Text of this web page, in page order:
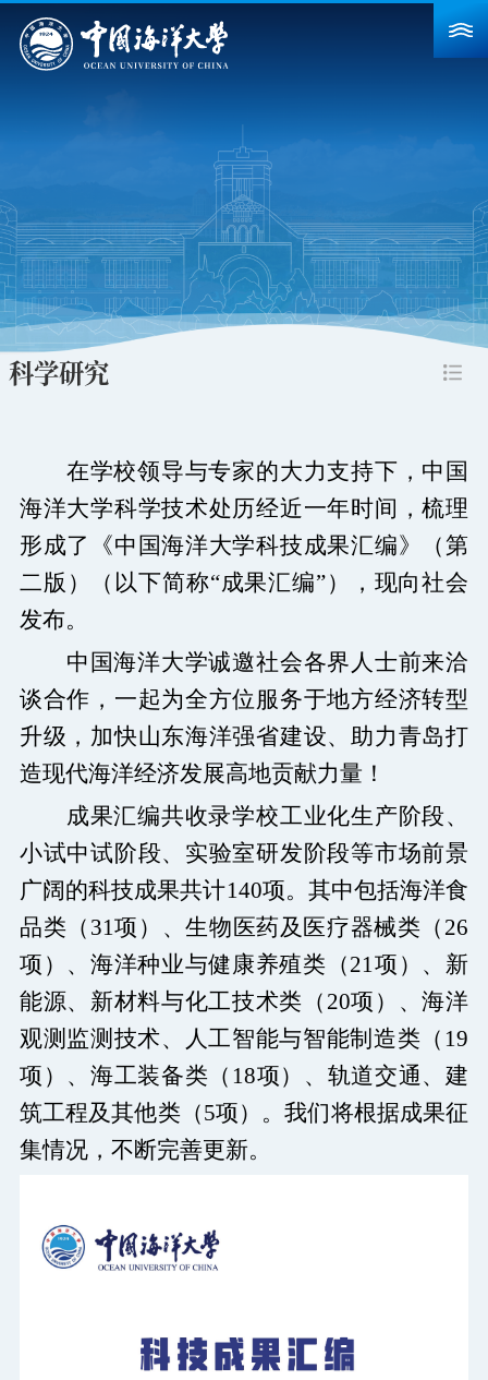
重点建设
教育教学
科学研究
合作交流
图书档案
通知公告
校园服务
信息服务
领导信箱 信息公开
捐赠
校园VR
访客 适老 访问旧版
EN
科学研究
在学校领导与专家的大力支持下，中国
海洋大学科学技术处历经近一年时间，梳理
形成了《中国海洋大学科技成果汇编》（第
二版）（以下简称“成果汇编”），现向社会
发布。
中国海洋大学诚邀社会各界人士前来洽
谈合作，一起为全方位服务于地方经济转型
升级，加快山东海洋强省建设、助力青岛打
造现代海洋经济发展高地贡献力量！
成果汇编共收录学校工业化生产阶段、
小试中试阶段、实验室研发阶段等市场前景
广阔的科技成果共计140项。其中包括海洋食
品类（ 31项）、生物医药及医疗器械类（ 26
项）、海洋种业与健康养殖类（21 项）、新
能源、新材料与化工技术类（ 20项）、海洋
观测监测技术、人工智能与智能制造类（ 19
项）、海工装备类（ 18项）、轨道交通、建
筑工程及其他类（5项）。我们将根据成果征
集情况，不断完善更新。